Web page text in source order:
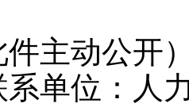
主动公开
位：人力